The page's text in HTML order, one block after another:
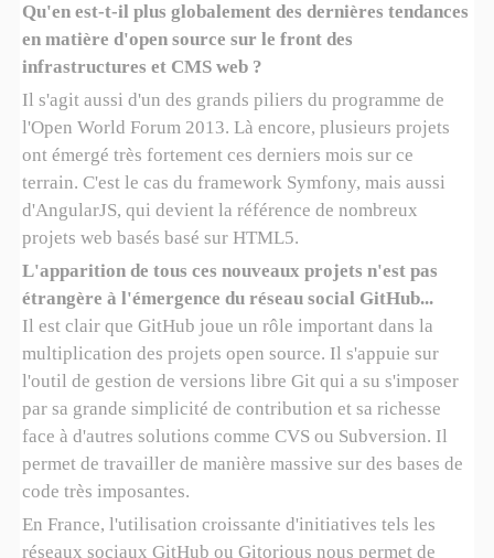
Qu'en est-t-il plus globalement des dernières tendances
en matière d'open source sur le front des
infrastructures et CMS web ?
Il s'agit aussi d'un des grands piliers du programme de
l'Open World Forum 2013. Là encore, plusieurs projets
ont émergé très fortement ces derniers mois sur ce
terrain. C'est le cas du framework Symfony, mais aussi
d'AngularJS, qui devient la référence de nombreux
projets web basés basé sur HTML5.
L'apparition de tous ces nouveaux projets n'est pas
étrangère à l'émergence du réseau social GitHub...
Il est clair que GitHub joue un rôle important dans la
multiplication des projets open source. Il s'appuie sur
l'outil de gestion de versions libre Git qui a su s'imposer
par sa grande simplicité de contribution et sa richesse
face à d'autres solutions comme CVS ou Subversion. Il
permet de travailler de manière massive sur des bases de
code très imposantes.
En France, l'utilisation croissante d'initiatives tels les
réseaux sociaux GitHub ou Gitorious nous permet de